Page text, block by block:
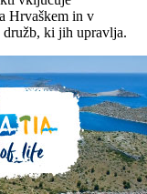
Hrvaškem in v
ki jih upravlja.